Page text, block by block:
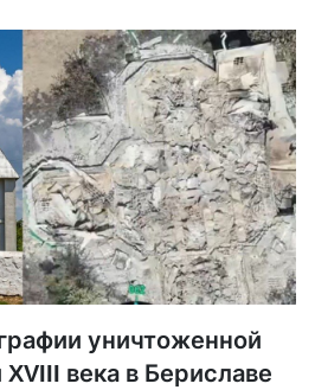
уничтоженной
века в Бериславе